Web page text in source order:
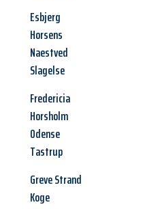
Esbjerg
Horsens
Naestved
Slagelse
Fredericia
Horsholm
Odense
Tastrup
Greve Strand
Koge